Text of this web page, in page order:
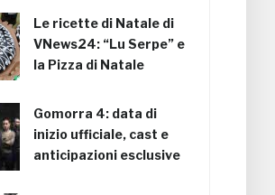
Le ricette di Natale di
VNews24: “Lu Serpe” e
la Pizza di Natale
Gomorra 4: data di
inizio ufficiale, cast e
anticipazioni esclusive